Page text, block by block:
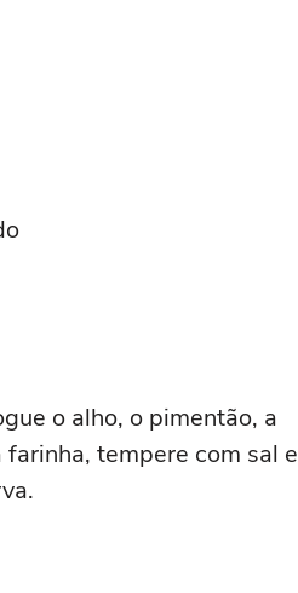
o alho, o pimentão, a
tempere com sal e